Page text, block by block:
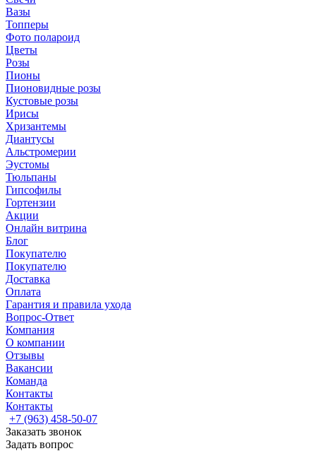
Вазы
Топперы
Фото полароид
Цветы
Розы
Пионы
Пионовидные розы
Кустовые розы
Ирисы
Хризантемы
Диантусы
Альстромерии
Эустомы
Тюльпаны
Гипсофилы
Гортензии
Акции
Онлайн витрина
Блог
Покупателю
Покупателю
Доставка
Оплата
Гарантия и правила ухода
Вопрос-Ответ
Компания
О компании
Отзывы
Вакансии
Команда
Контакты
Контакты
+7 (963) 458-50-07
Заказать звонок
Задать вопрос